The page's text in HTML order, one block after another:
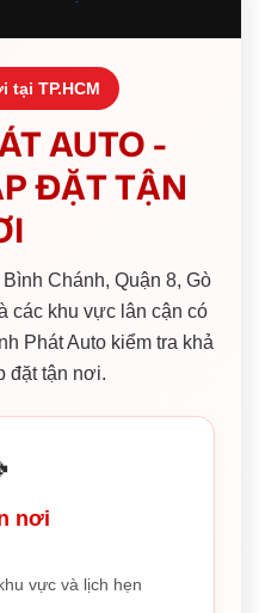
tại TP.HCM
AUTO -
ĐẶT TẬN
Chánh, Quận 8, Gò
các khu vực lân cận có
Phát Auto kiểm tra khả
đặt tận nơi.
nơi
vực và lịch hẹn